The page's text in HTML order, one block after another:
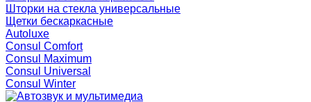
Шторки на стекла универсальные
Щетки бескаркасные
Autoluxe
Consul Comfort
Consul Maximum
Consul Universal
Consul Winter